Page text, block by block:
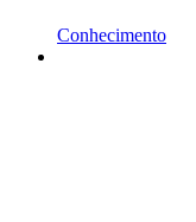
Conhecimento